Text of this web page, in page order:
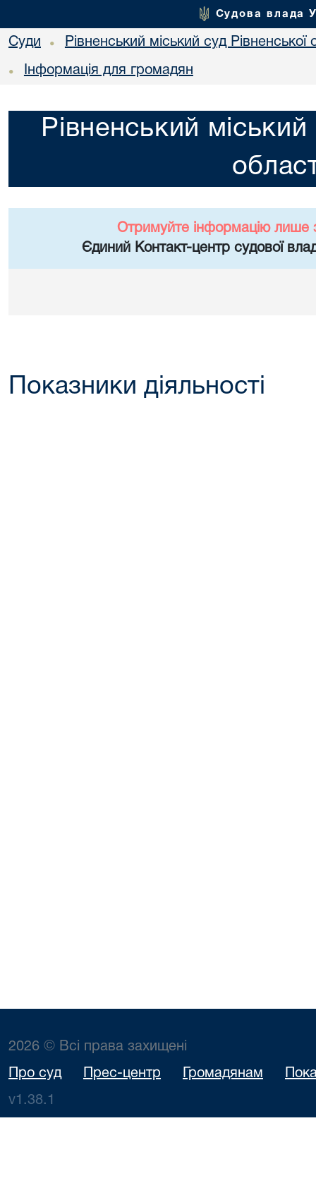
Судова влада
Суди • Рівненський міський суд Рівненської
• Інформація для громадян
Рівненський міський
Отримуйте інформацію лише
Єдиний Контакт-центр судової
Показники діяльності
2026 © Всі права захищені
Про суд Прес-центр Громадянам
v1.38.1